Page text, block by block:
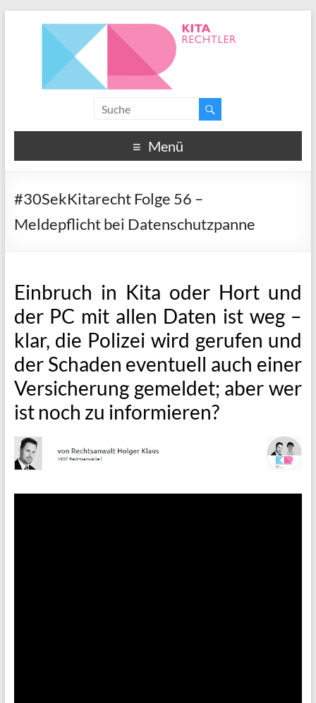
Menü
#30SekKitarecht Folge 56 –
Meldepflicht bei Datenschutzpanne
Einbruch in Kita oder Hort und
der PC mit allen Daten ist weg –
klar, die Polizei wird gerufen und
der Schaden eventuell auch einer
Versicherung gemeldet; aber wer
ist noch zu informieren?